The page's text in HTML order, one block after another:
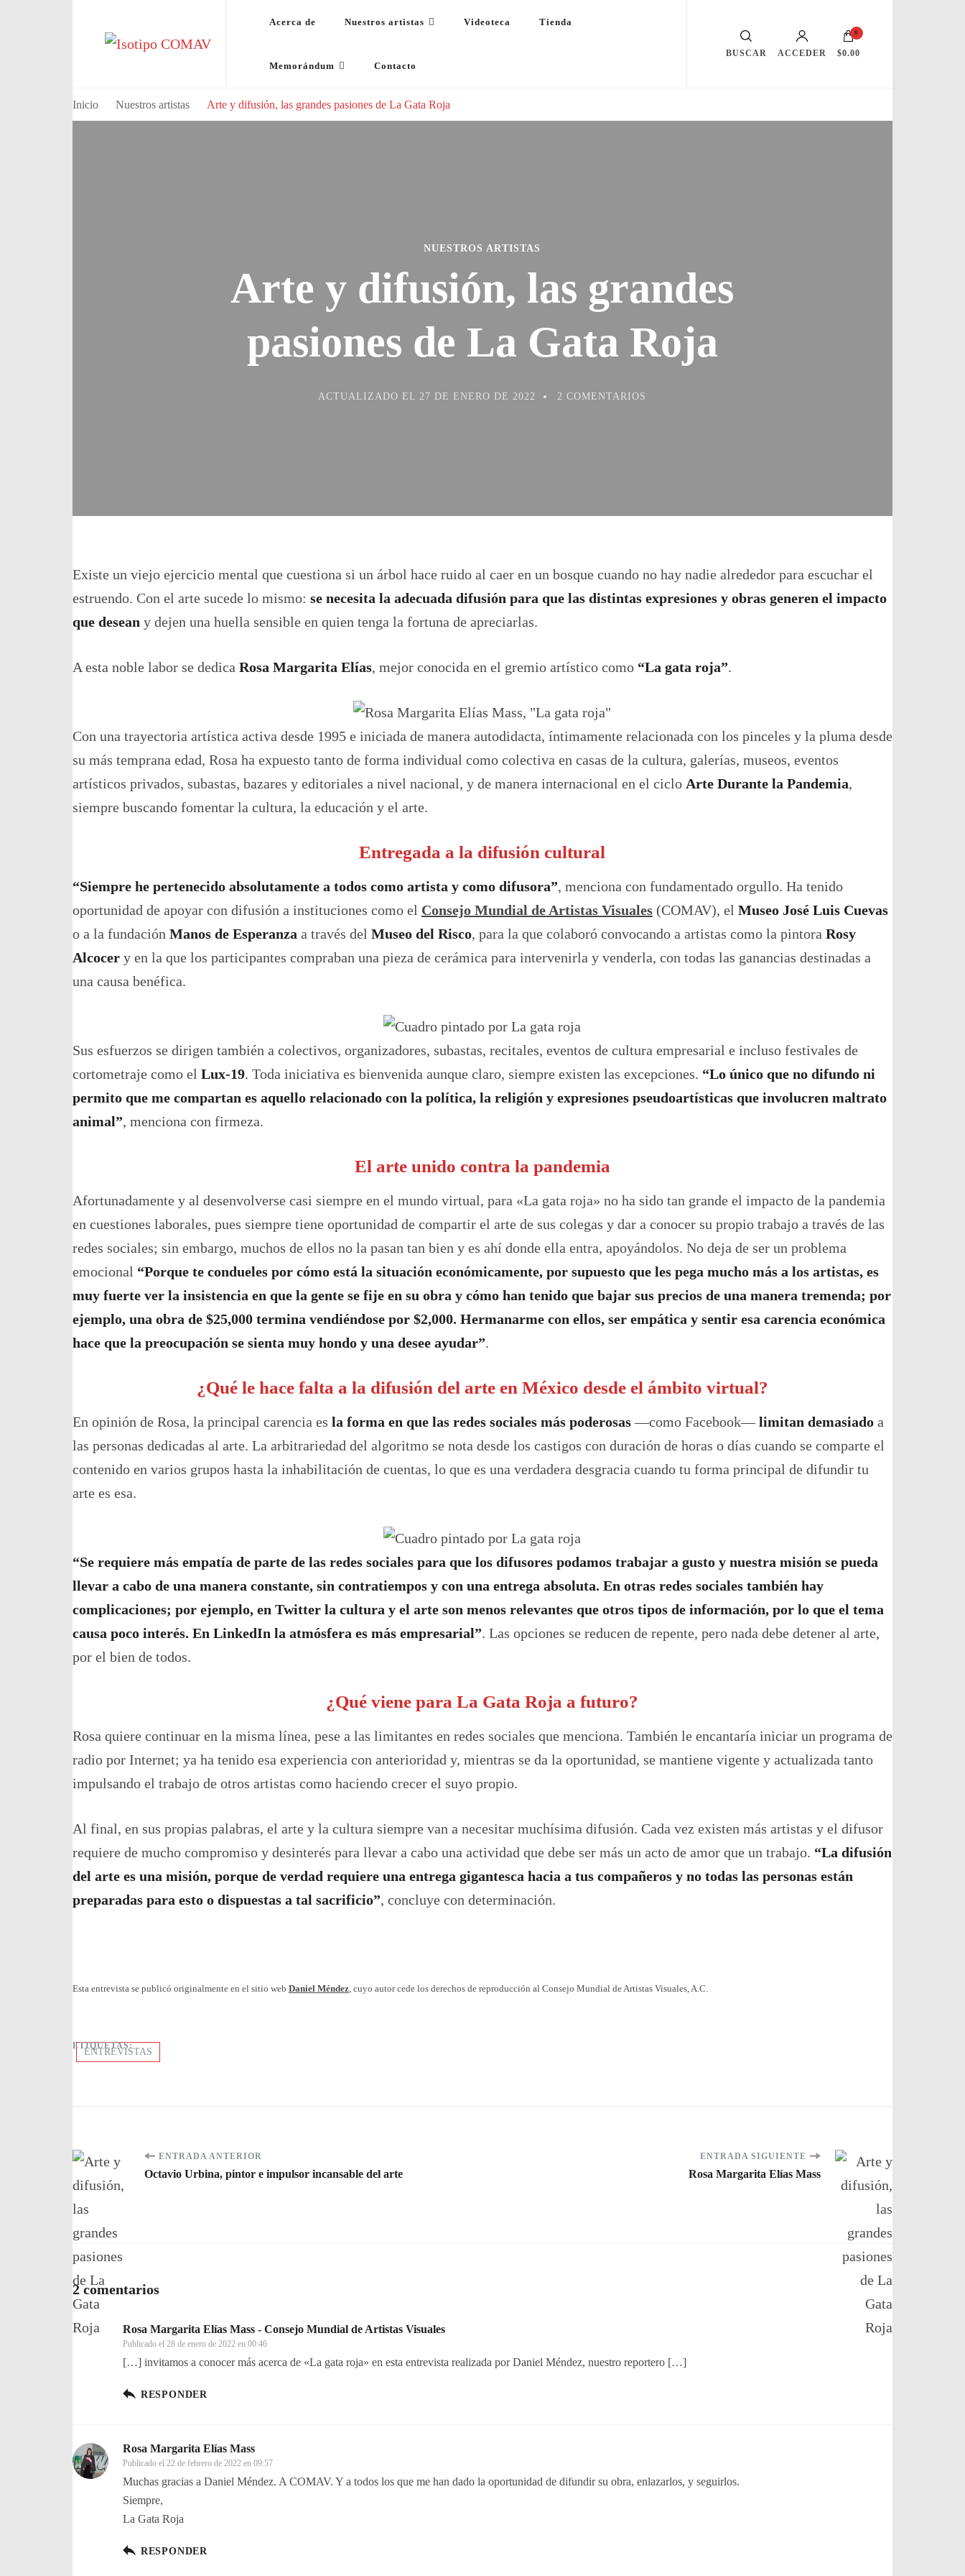
Consejo Mundial de Artistas Visuales
Acerca de Nuestros artistas Videoteca Tienda
Memorándum Contacto
BUSCAR ACCEDER
0
$0.00
Inicio Nuestros artistas Arte y difusión, las grandes pasiones de La Gata Roja
NUESTROS ARTISTAS
Arte y difusión, las grandes
pasiones de La Gata Roja
ACTUALIZADO EL 27 DE ENERO DE 2022 2 COMENTARIOS
Existe un viejo ejercicio mental que cuestiona si un árbol hace ruido al caer en un bosque cuando no hay nadie alrededor para escuchar el
estruendo. Con el arte sucede lo mismo: se necesita la adecuada difusión para que las distintas expresiones y obras generen el impacto
que desean y dejen una huella sensible en quien tenga la fortuna de apreciarlas.
A esta noble labor se dedica Rosa Margarita Elías, mejor conocida en el gremio artístico como “La gata roja”.
Con una trayectoria artística activa desde 1995 e iniciada de manera autodidacta, íntimamente relacionada con los pinceles y la pluma desde
su más temprana edad, Rosa ha expuesto tanto de forma individual como colectiva en casas de la cultura, galerías, museos, eventos
artísticos privados, subastas, bazares y editoriales a nivel nacional, y de manera internacional en el ciclo Arte Durante la Pandemia,
siempre buscando fomentar la cultura, la educación y el arte.
Entregada a la difusión cultural
“Siempre he pertenecido absolutamente a todos como artista y como difusora”, menciona con fundamentado orgullo. Ha tenido
oportunidad de apoyar con difusión a instituciones como el Consejo Mundial de Artistas Visuales(COMAV), el Museo José Luis Cuevas
o a la fundación Manos de Esperanza a través del Museo del Risco, para la que colaboró convocando a artistas como la pintora Rosy
Alcocer y en la que los participantes compraban una pieza de cerámica para intervenirla y venderla, con todas las ganancias destinadas a
una causa benéfica.
Sus esfuerzos se dirigen también a colectivos, organizadores, subastas, recitales, eventos de cultura empresarial e incluso festivales de
cortometraje como el Lux-19. Toda iniciativa es bienvenida aunque claro, siempre existen las excepciones. “Lo único que no difundo ni
permito que me compartan es aquello relacionado con la política, la religión y expresiones pseudoartísticas que involucren maltrato
animal”, menciona con firmeza.
El arte unido contra la pandemia
Afortunadamente y al desenvolverse casi siempre en el mundo virtual, para «La gata roja» no ha sido tan grande el impacto de la pandemia
en cuestiones laborales, pues siempre tiene oportunidad de compartir el arte de sus colegas y dar a conocer su propio trabajo a través de las
redes sociales; sin embargo, muchos de ellos no la pasan tan bien y es ahí donde ella entra, apoyándolos. No deja de ser un problema
emocional “Porque te condueles por cómo está la situación económicamente, por supuesto que les pega mucho más a los artistas, es
muy fuerte ver la insistencia en que la gente se fije en su obra y cómo han tenido que bajar sus precios de una manera tremenda; por
ejemplo, una obra de $25,000 termina vendiéndose por $2,000. Hermanarme con ellos, ser empática y sentir esa carencia económica
hace que la preocupación se sienta muy hondo y una desee ayudar”.
¿Qué le hace falta a la difusión del arte en México desde el ámbito virtual?
En opinión de Rosa, la principal carencia es la forma en que las redes sociales más poderosas—como Facebook—limitan demasiadoa
las personas dedicadas al arte. La arbitrariedad del algoritmo se nota desde los castigos con duración de horas o días cuando se comparte el
contenido en varios grupos hasta la inhabilitación de cuentas, lo que es una verdadera desgracia cuando tu forma principal de difundir tu
arte es esa.
“Se requiere más empatía de parte de las redes sociales para que los difusores podamos trabajar a gusto y nuestra misión se pueda
llevar a cabo de una manera constante, sin contratiempos y con una entrega absoluta. En otras redes sociales también hay
complicaciones; por ejemplo, en Twitter la cultura y el arte son menos relevantes que otros tipos de información, por lo que el tema
causa poco interés. En LinkedIn la atmósfera es más empresarial”. Las opciones se reducen de repente, pero nada debe detener al arte,
por el bien de todos.
¿Qué viene para La Gata Roja a futuro?
Rosa quiere continuar en la misma línea, pese a las limitantes en redes sociales que menciona. También le encantaría iniciar un programa de
radio por Internet; ya ha tenido esa experiencia con anterioridad y, mientras se da la oportunidad, se mantiene vigente y actualizada tanto
impulsando el trabajo de otros artistas como haciendo crecer el suyo propio.
Al final, en sus propias palabras, el arte y la cultura siempre van a necesitar muchísima difusión. Cada vez existen más artistas y el difusor
requiere de mucho compromiso y desinterés para llevar a cabo una actividad que debe ser más un acto de amor que un trabajo. “La difusión
del arte es una misión, porque de verdad requiere una entrega gigantesca hacia a tus compañeros y no todas las personas están
preparadas para esto o dispuestas a tal sacrificio”, concluye con determinación.
Esta entrevista se publicó originalmente en el sitio web Daniel Méndez, cuyo autor cede los derechos de reproducción al Consejo Mundial de Artistas Visuales, A.C.
ETIQUETAS:
ENTREVISTAS
Navegación
de
entradas
ENTRADA ANTERIOR
Octavio Urbina, pintor e impulsor incansable del arte
ENTRADA SIGUIENTE
Rosa Margarita Elías Mass
2 comentarios
Rosa Margarita Elías Mass - Consejo Mundial de Artistas Visuales
Publicado el 28 de enero de 2022 en 00:46
[…] invitamos a conocer más acerca de «La gata roja» en esta entrevista realizada por Daniel Méndez, nuestro reportero […]
RESPONDER
Rosa Margarita Elías Mass
Publicado el 22 de febrero de 2022 en 09:57
Muchas gracias a Daniel Méndez. A COMAV. Y a todos los que me han dado la oportunidad de difundir su obra, enlazarlos, y seguirlos.
Siempre,
La Gata Roja
RESPONDER